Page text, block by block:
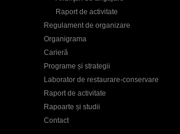
Raport de activitate
Regulament de organizare
Organigrama
Carieră
Programe și strategii
Laborator de restaurare-conservare
Raport de activitate
Rapoarte și studii
Contact